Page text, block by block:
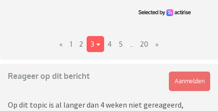
« 1 2 3 4 5 20 »
Reageer op dit bericht
Aanmelden
Op dit topic is al langer dan 4 weken niet gereageerd,